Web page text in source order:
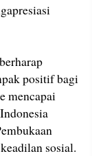
positif bagi
mencapai
sosial.